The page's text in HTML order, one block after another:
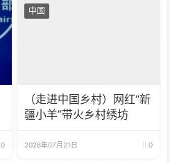
0
中国
（走进中国乡村）网红“新
疆小羊”带火乡村绣坊
2026年07月21日 0